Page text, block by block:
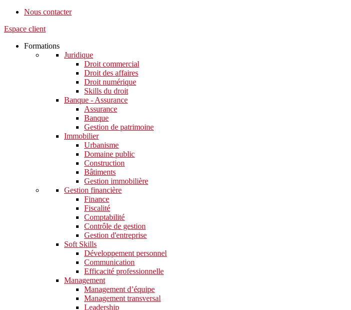
Nous contacter
Espace client
Formations
Juridique
Droit commercial
Droit des affaires
Droit numérique
Skills du droit
Banque - Assurance
Assurance
Banque
Gestion de patrimoine
Immobilier
Urbanisme
Domaine public
Construction
Bâtiments
Gestion immobilière
Gestion financière
Finance
Fiscalité
Comptabilité
Contrôle de gestion
Gestion d'entreprise
Soft Skills​
Développement personnel
Communication
Efficacité professionnelle
Management
Management d’équipe
Management transversal
Leadership